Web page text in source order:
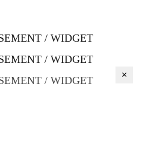
/ WIDGET
/ WIDGET
/ WIDGET
×